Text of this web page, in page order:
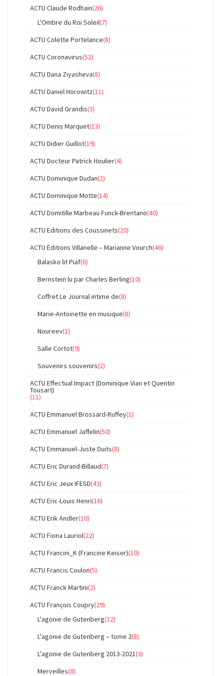
ACTU Claude Rodhain(26)
L'Ombre du Roi Soleil(7)
ACTU Colette Portelance(8)
ACTU Coronavirus(52)
ACTU Dana Ziyasheva(8)
ACTU Daniel Horowitz(11)
ACTU David Grandis(3)
ACTU Denis Marquet(13)
ACTU Didier Guillot(19)
ACTU Docteur Patrick Houlier(4)
ACTU Dominique Dudan(2)
ACTU Dominique Motte(14)
ACTU Domitille Marbeau Funck-Brentano(40)
ACTU Editions des Coussinets(20)
ACTU Editions Villanelle – Marianne Vourch(46)
Balasko lit Piaf(6)
Bernstein lu par Charles Berling(10)
Coffret Le Journal intime de(8)
Marie-Antoinette en musique(8)
Noureev(1)
Salle Cortot(9)
Souvenirs souvenirs(2)
ACTU Effectual Impact (Dominique Vian et Quentin
Tousart)
(11)
ACTU Emmanuel Brossard-Ruffey(1)
ACTU Emmanuel Jaffelin(50)
ACTU Emmanuel-Juste Duits(8)
ACTU Eric Durand-Billaud(7)
ACTU Eric Jeux IFESD(43)
ACTU Eric-Louis Henri(16)
ACTU Erik Andler(10)
ACTU Fiona Lauriol(22)
ACTU Francini_K (Francine Keiser)(10)
ACTU Francis Coulon(5)
ACTU Franck Martini(2)
ACTU François Coupry(29)
L'agonie de Gutenberg(12)
L'agonie de Gutenberg – tome 2(8)
L'agonie de Gutenberg 2013-2021(3)
Merveilles(8)